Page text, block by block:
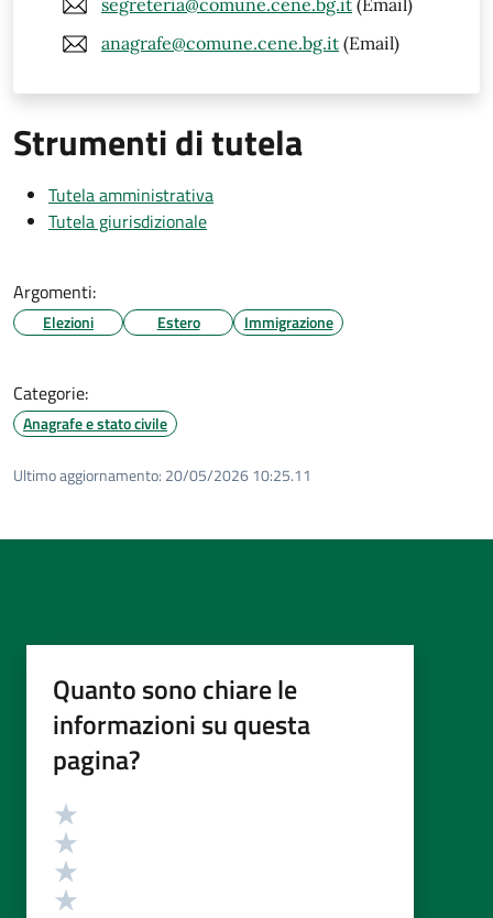
segreteria@comune.cene.bg.it (Email)
anagrafe@comune.cene.bg.it (Email)
Strumenti di tutela
Tutela amministrativa
Tutela giurisdizionale
Argomenti:
Elezioni Estero Immigrazione
Categorie:
Anagrafe e stato civile
Ultimo aggiornamento: 20/05/2026 10:25.11
Quanto sono chiare le
informazioni su questa
pagina?
Valutazione